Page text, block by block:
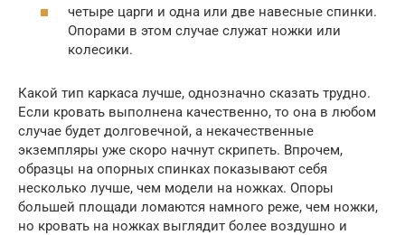
четыре царги и одна или две навесные спинки.
Опорами в этом случае служат ножки или
колесики.
Какой тип каркаса лучше, однозначно сказать трудно.
Если кровать выполнена качественно, то она в любом
случае будет долговечной, а некачественные
экземпляры уже скоро начнут скрипеть. Впрочем,
образцы на опорных спинках показывают себя
несколько лучше, чем модели на ножках. Опоры
большей площади ломаются намного реже, чем ножки,
но кровать на ножках выглядит более воздушно и